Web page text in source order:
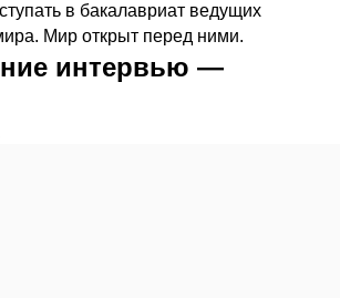
в бакалавриат ведущих
Мир открыт перед ними.
интервью —